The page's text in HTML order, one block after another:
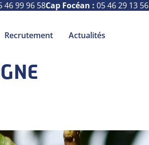
46 99 96 58Cap Focéan : 05 46 29 13 56
Recrutement Actualités